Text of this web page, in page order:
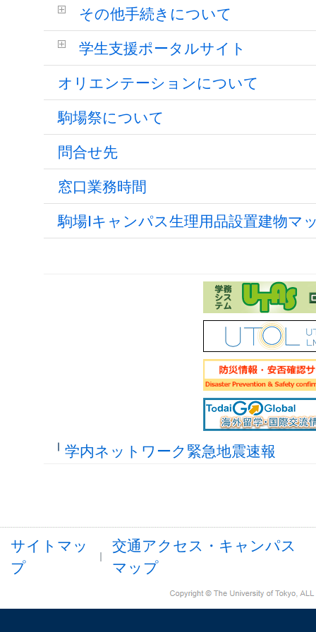
その他手続きについて
学生支援ポータルサイト
オリエンテーションについて
駒場祭について
問合せ先
窓口業務時間
駒場Ⅰキャンパス生理用品設置建物マ
学内ネットワーク緊急地震速報
サイトマッ
プ
交通アクセス・キャンパス
マップ